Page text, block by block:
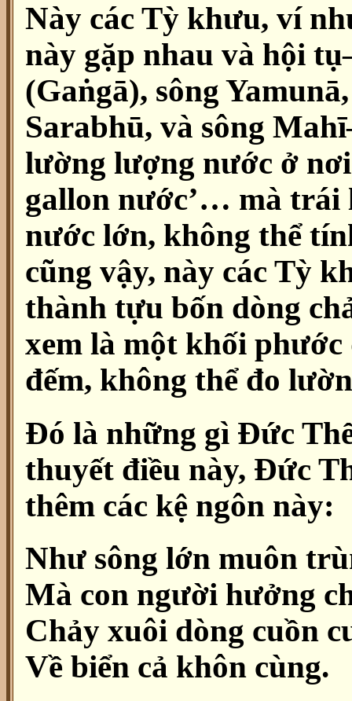
Này các Tỳ khưu, ví
này gặp nhau và hội
(Gaṅgā), sông
Sarabhū, và sông
lường lượng nước ở
gallon nước’… mà trái
nước lớn, không thể
cũng vậy, này các Tỳ
thành tựu bốn dòng
xem là một khối
đếm, không thể đo
Đó là những gì Đức
thuyết điều này, Đức
thêm các kệ ngôn này:
Như sông lớn muôn
Mà con người hưởng
Chảy xuôi dòng cuồn
Về biển cả khôn cùng.